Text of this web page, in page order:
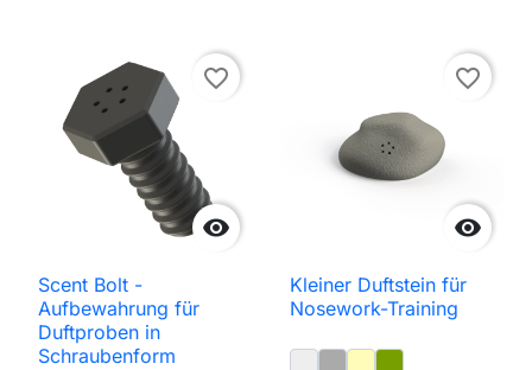

favorite_border
Scent Bolt -
Aufbewahrung für
Duftproben in
Schraubenform

favorite_border
Kleiner Duftstein für
Nosework-Training